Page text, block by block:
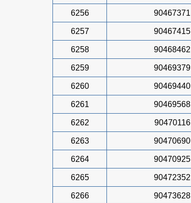
6256 90467371
6257 90467415
6258 90468462
6259 90469379
6260 90469440
6261 90469568
6262 90470116
6263 90470690
6264 90470925
6265 90472352
6266 90473628